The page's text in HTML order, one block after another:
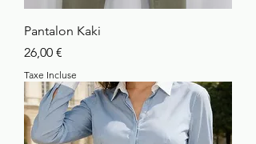
Pantalon Kaki
Prix
26,00 €
Taxe Incluse